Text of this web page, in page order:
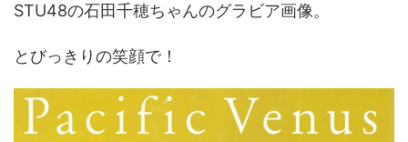
STU48の石田千穂ちゃんのグラビア画像。
とびっきりの笑顔で！